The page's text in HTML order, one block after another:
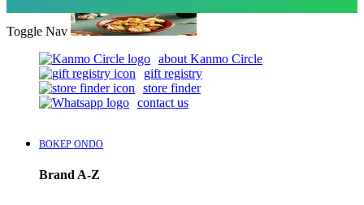
Toggle Nav
about Kanmo Circle
gift registry
store finder
contact us
BOKEP ONDO
Brand A-Z